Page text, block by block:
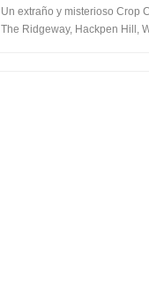
Unido 23 de junio 2016
Un extraño y misterioso Crop
The Ridgeway, Hackpen Hill,